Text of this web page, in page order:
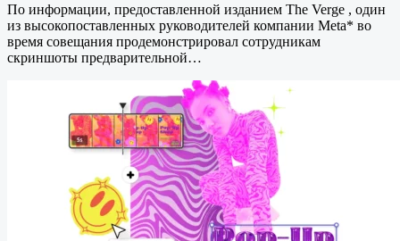
По информации, предоставленной изданием The Verge , один
из высокопоставленных руководителей компании Meta* во
время совещания продемонстрировал сотрудникам
скриншоты предварительной…